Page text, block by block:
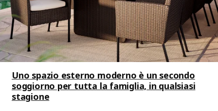
Uno spazio esterno moderno è un secondo
soggiorno per tutta la famiglia, in qualsiasi
stagione